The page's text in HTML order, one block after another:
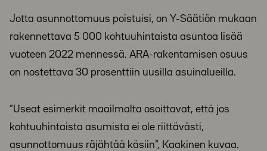
Jotta asunnottomuus poistuisi, on Y-Säätiön mukaan
rakennettava 5 000 kohtuuhintaista asuntoa lisää
vuoteen 2022 mennessä. ARA-rakentamisen osuus
on nostettava 30 prosenttiin uusilla asuinalueilla.
”Useat esimerkit maailmalta osoittavat, että jos
kohtuuhintaista asumista ei ole riittävästi,
asunnottomuus räjähtää käsiin”, Kaakinen kuvaa.